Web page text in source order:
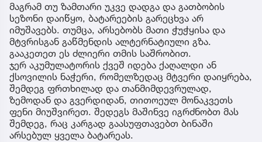
მაგრამ თუ ზამთარი უკვე დადგა და გათბობის
სეზონი დაიწყო, ბატარეების გარეცხვა არ
იმუშავებს. თუმცა, არსებობს მათი ჭუჭყისა და
მტვრისგან გაწმენდის ალტერნატიული გზა.
გააკეთეთ ეს ძლიერი თმის საშრობით.
ჯერ აკუმულატორის ქვეშ იდება ქაღალდი ან
ქსოვილის ნაჭერი, რომელზედაც მტვერი დაიყრება,
შემდეგ ფრთხილად და თანმიმდევრულად,
ზემოდან და გვერდიდან, თითოეულ მონაკვეთს
ფენი მიუშვირეთ. შედეგს მაშინვე იგრძნობთ მას
შემდეგ, რაც კარგად გაასუფთავებთ ბინაში
არსებულ ყველა ბატარეას.